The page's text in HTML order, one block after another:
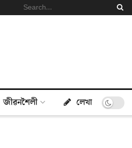
জীৱনশৈলী লেখা